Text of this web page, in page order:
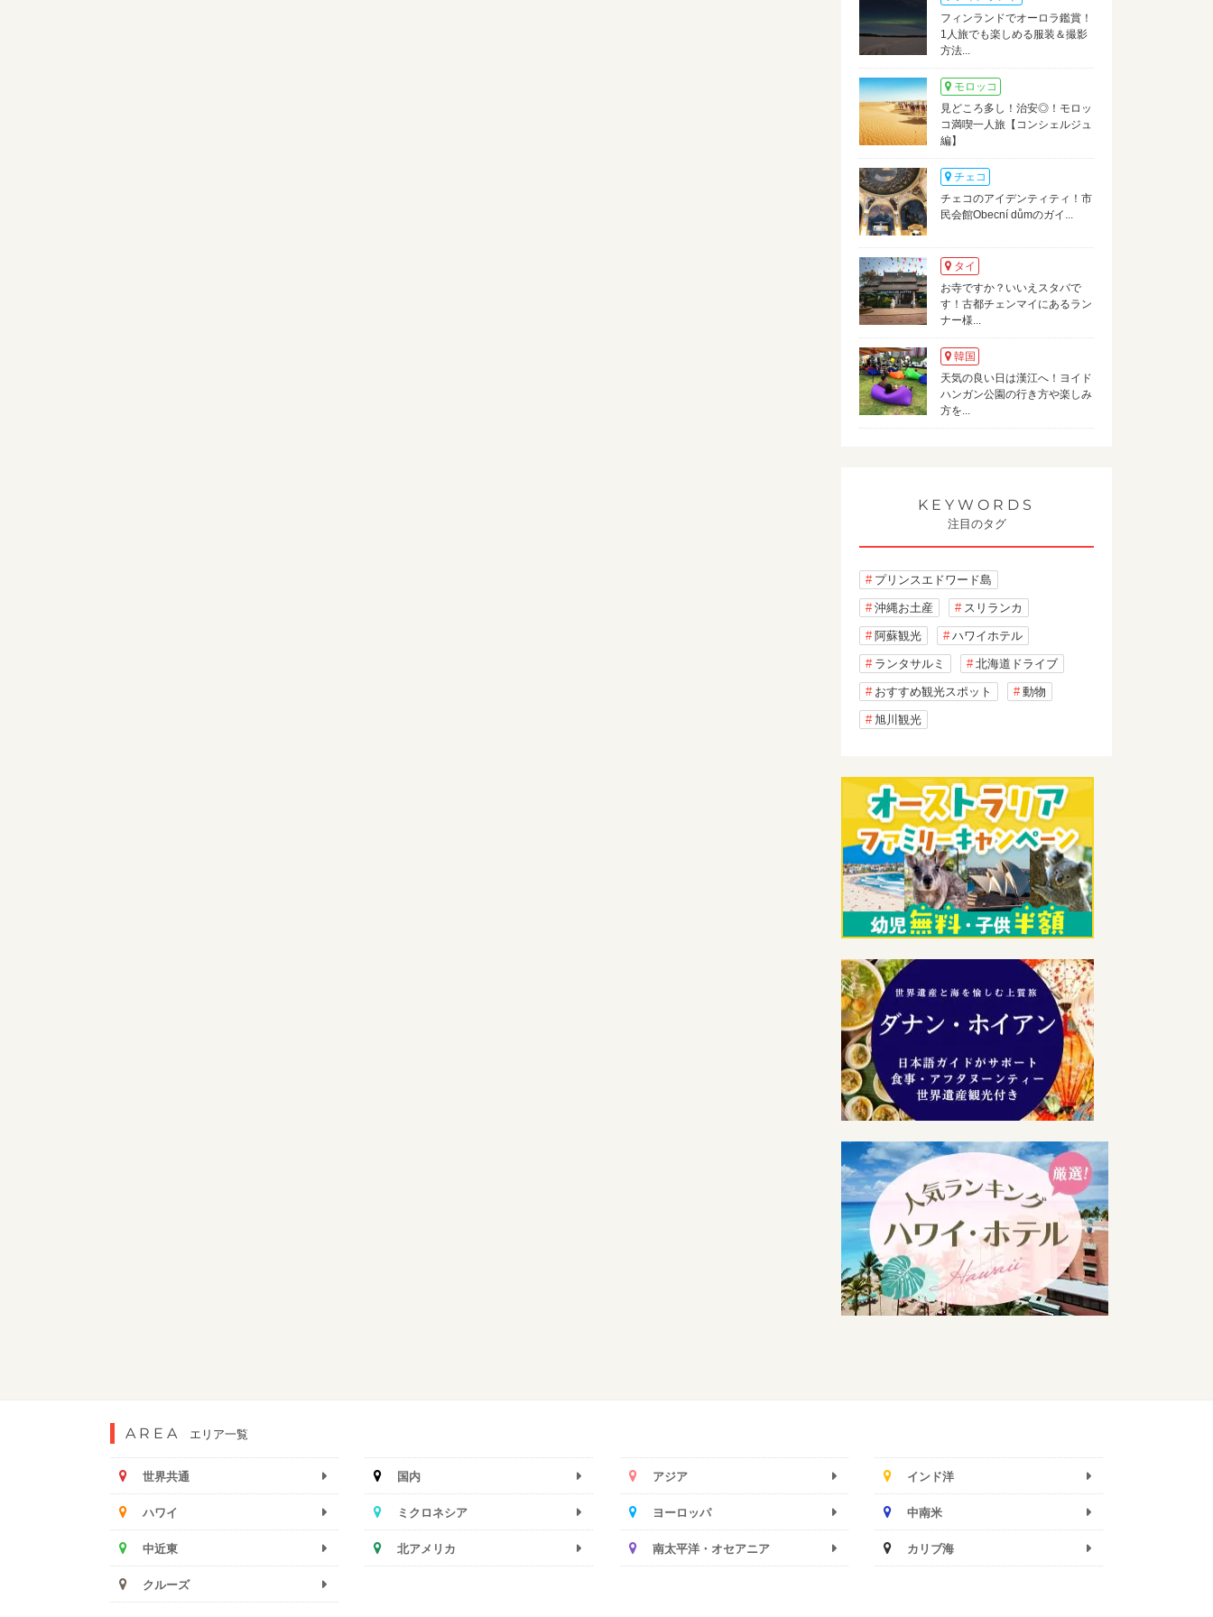
フィンランドでオーロラ鑑賞！
1人旅でも楽しめる服装＆撮影
方法...
モロッコ
見どころ多し！治安◎！モロッ
コ満喫一人旅【コンシェルジュ
編】
チェコ
チェコのアイデンティティ！市
民会館Obecní důmのガイ...
タイ
お寺ですか？いいえスタバで
す！古都チェンマイにあるラン
ナー様...
韓国
天気の良い日は漢江へ！ヨイド
ハンガン公園の行き方や楽しみ
方を...
KEYWORDS
注目のタグ
プリンスエドワード島
沖縄お土産 スリランカ
阿蘇観光 ハワイホテル
ランタサルミ 北海道ドライブ
おすすめ観光スポット 動物
旭川観光
AREA エリア一覧
世界共通 国内 アジア インド洋
ハワイ ミクロネシア ヨーロッパ 中南米
中近東 北アメリカ 南太平洋・オセアニア カリブ海
クルーズ